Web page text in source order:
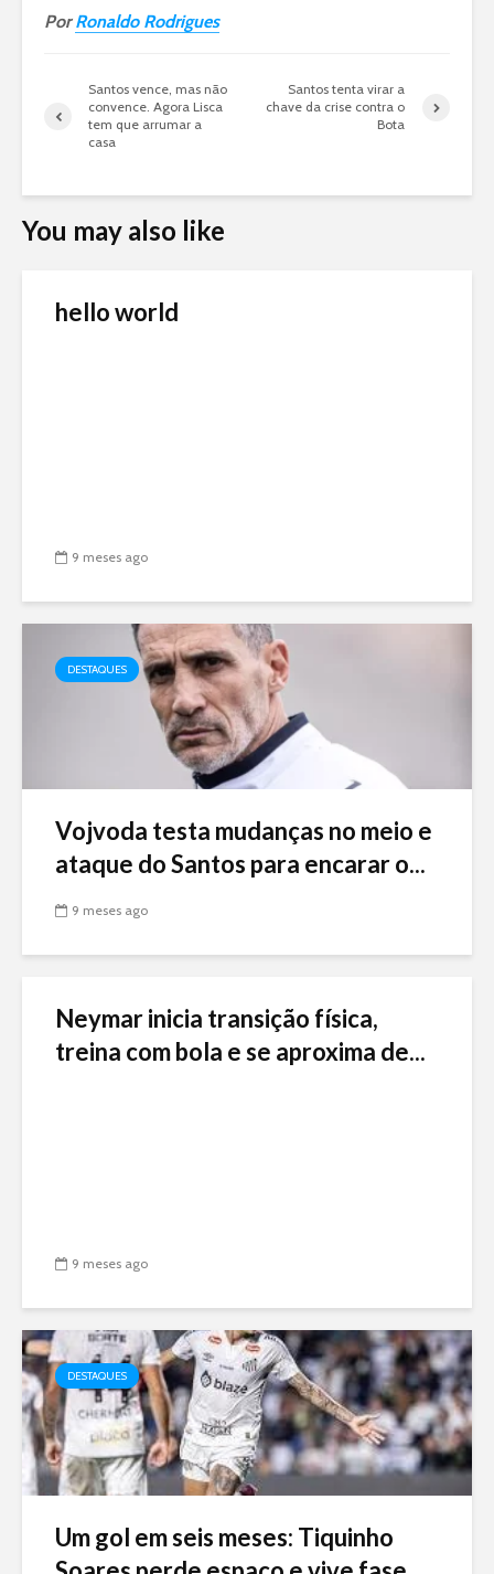
PorRonaldo Rodrigues
Santos vence, mas não
convence. Agora Lisca
tem que arrumar a
casa
Santos tenta virar a
chave da crise contra o
Bota
You may also like
hello world
9 meses ago
DESTAQUES
Vojvoda testa mudanças no meio e
ataque do Santos para encarar o...
9 meses ago
Neymar inicia transição física,
treina com bola e se aproxima de...
9 meses ago
DESTAQUES
Um gol em seis meses: Tiquinho